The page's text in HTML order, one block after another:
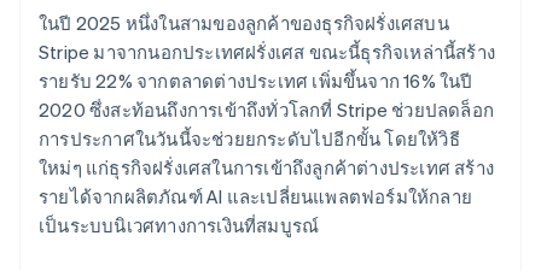
Stripe Sessions 2026
ดูว่า Stripe กำลังสร้างโครงสร้างพื้นฐานระบบเศรษฐกิจสำหรับ
AI อย่างไร
รับชมเลย
ในปี 2025 หนึ่งในสามของลูกค้าของธุรกิจฝรั่งเศสบน
Stripe มาจากนอกประเทศฝรั่งเศส ขณะนี้ธุรกิจเหล่านี้สร้าง
รายรับ 22% จากตลาดต่างประเทศ เพิ่มขึ้นจาก 16% ในปี
2020 ซึ่งสะท้อนถึงการเข้าถึงทั่วโลกที่ Stripe ช่วยปลดล็อก
การประกาศในวันนี้จะช่วยยกระดับไปอีกขั้น โดยให้วิธี
ใหม่ๆ แก่ธุรกิจฝรั่งเศสในการเข้าถึงลูกค้าต่างประเทศ สร้าง
รายได้จากผลิตภัณฑ์ AI และเปลี่ยนแพลตฟอร์มให้กลาย
เป็นระบบนิเวศทางการเงินที่สมบูรณ์
กรีซ